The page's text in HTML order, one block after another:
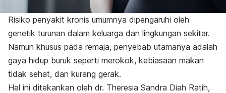
Risiko penyakit kronis umumnya dipengaruhi oleh
genetik turunan dalam keluarga dan lingkungan sekitar.
Namun khusus pada remaja, penyebab utamanya adalah
gaya hidup buruk seperti merokok, kebiasaan makan
tidak sehat, dan kurang gerak.
Hal ini ditekankan oleh dr. Theresia Sandra Diah Ratih,